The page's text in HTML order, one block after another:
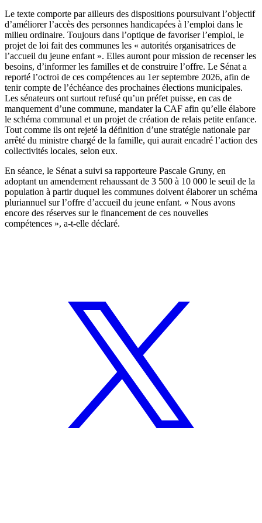
Le texte comporte par ailleurs des dispositions poursuivant l’objectif
d’améliorer l’accès des personnes handicapées à l’emploi dans le
milieu ordinaire. Toujours dans l’optique de favoriser l’emploi, le
projet de loi fait des communes les « autorités organisatrices de
l’accueil du jeune enfant ». Elles auront pour mission de recenser les
besoins, d’informer les familles et de construire l’offre. Le Sénat a
reporté l’octroi de ces compétences au 1er septembre 2026, afin de
tenir compte de l’échéance des prochaines élections municipales.
Les sénateurs ont surtout refusé qu’un préfet puisse, en cas de
manquement d’une commune, mandater la CAF afin qu’elle élabore
le schéma communal et un projet de création de relais petite enfance.
Tout comme ils ont rejeté la définition d’une stratégie nationale par
arrêté du ministre chargé de la famille, qui aurait encadré l’action des
collectivités locales, selon eux.
En séance, le Sénat a suivi sa rapporteure Pascale Gruny, en
adoptant un amendement rehaussant de 3 500 à 10 000 le seuil de la
population à partir duquel les communes doivent élaborer un schéma
pluriannuel sur l’offre d’accueil du jeune enfant. « Nous avons
encore des réserves sur le financement de ces nouvelles
compétences », a-t-elle déclaré.